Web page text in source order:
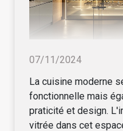
07/11/2024
La cuisine moderne
fonctionnelle mais
praticité et design.
vitrée dans cet